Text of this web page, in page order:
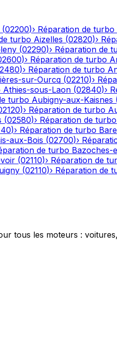
(02200)› Réparation de turbo
turbo Aizelles (02820)›
(02290)› Réparation de
)› Réparation de turbo
)› Réparation de turbo
sur-Ourcq (02210)›
Athies-sous-Laon (02840)›
turbo Aubigny-aux-Kaisnes
)› Réparation de turbo
(02580)› Réparation de turbo
)› Réparation de turbo
aux-Bois (02700)›
de turbo Bazoches-
(02110)› Réparation de
(02110)› Réparation de
tous les moteurs :